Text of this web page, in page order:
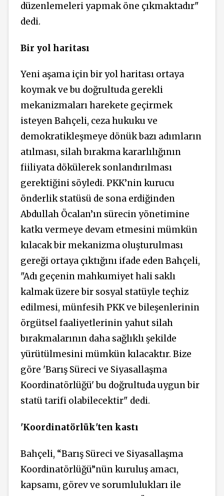
düzenlemeleri yapmak öne çıkmaktadır"
dedi.
Bir yol haritası
Yeni aşama için bir yol haritası ortaya
koymak ve bu doğrultuda gerekli
mekanizmaları harekete geçirmek
isteyen Bahçeli, ceza hukuku ve
demokratikleşmeye dönük bazı adımların
atılması, silah bırakma kararlılığının
fiiliyata dökülerek sonlandırılması
gerektiğini söyledi. PKK’nin kurucu
önderlik statüsü de sona erdiğinden
Abdullah Öcalan’ın sürecin yönetimine
katkı vermeye devam etmesini mümkün
kılacak bir mekanizma oluşturulması
gereği ortaya çıktığını ifade eden Bahçeli,
"Adı geçenin mahkumiyet hali saklı
kalmak üzere bir sosyal statüyle teçhiz
edilmesi, münfesih PKK ve bileşenlerinin
örgütsel faaliyetlerinin yahut silah
bırakmalarının daha sağlıklı şekilde
yürütülmesini mümkün kılacaktır. Bize
göre 'Barış Süreci ve Siyasallaşma
Koordinatörlüğü' bu doğrultuda uygun bir
statü tarifi olabilecektir" dedi.
'Koordinatörlük'ten kastı
Bahçeli, “Barış Süreci ve Siyasallaşma
Koordinatörlüğü”nün kuruluş amacı,
kapsamı, görev ve sorumlulukları ile